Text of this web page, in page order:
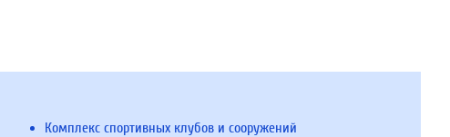
Комплекс спортивных клубов и сооружений